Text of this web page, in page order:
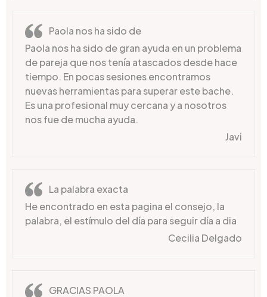
Paola nos ha sido de
Paola nos ha sido de gran ayuda en un problema
de pareja que nos tenía atascados desde hace
tiempo. En pocas sesiones encontramos
nuevas herramientas para superar este bache.
Es una profesional muy cercana y a nosotros
nos fue de mucha ayuda.
Javi
La palabra exacta
He encontrado en esta pagina el consejo, la
palabra, el estímulo del día para seguir día a dia
Cecilia Delgado
GRACIAS PAOLA